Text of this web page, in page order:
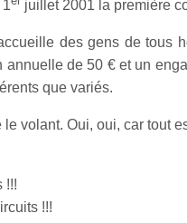
juillet 2001 la première
des gens de tous
annuelle de 50 € et un
que variés.
le volant. Oui, oui, car tout
!!!
!!!